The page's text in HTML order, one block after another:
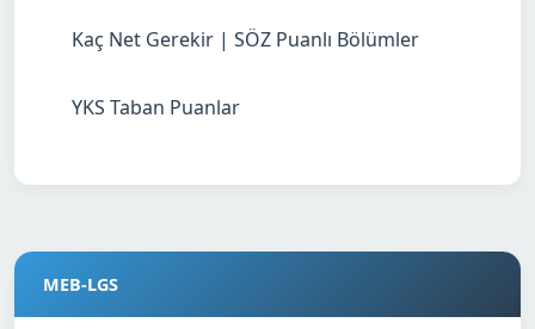
Kaç Net Gerekir | SÖZ Puanlı Bölümler
YKS Taban Puanlar
MEB-LGS